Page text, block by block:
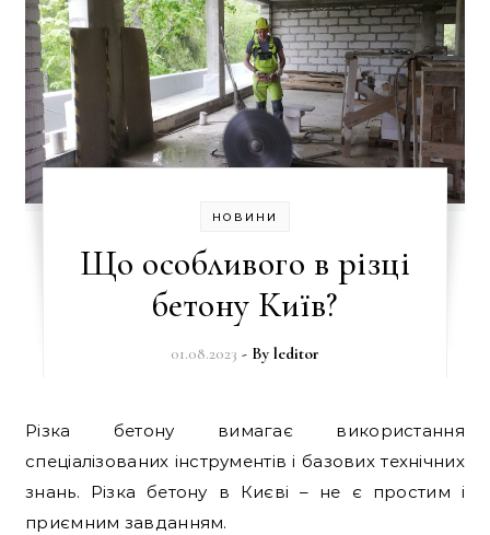
НОВИНИ
Що особливого в різці
бетону Київ?
01.08.2023 - By leditor
Різка бетону вимагає використання
спеціалізованих інструментів і базових технічних
знань. Різка бетону в Києві – не є простим і
приємним завданням.